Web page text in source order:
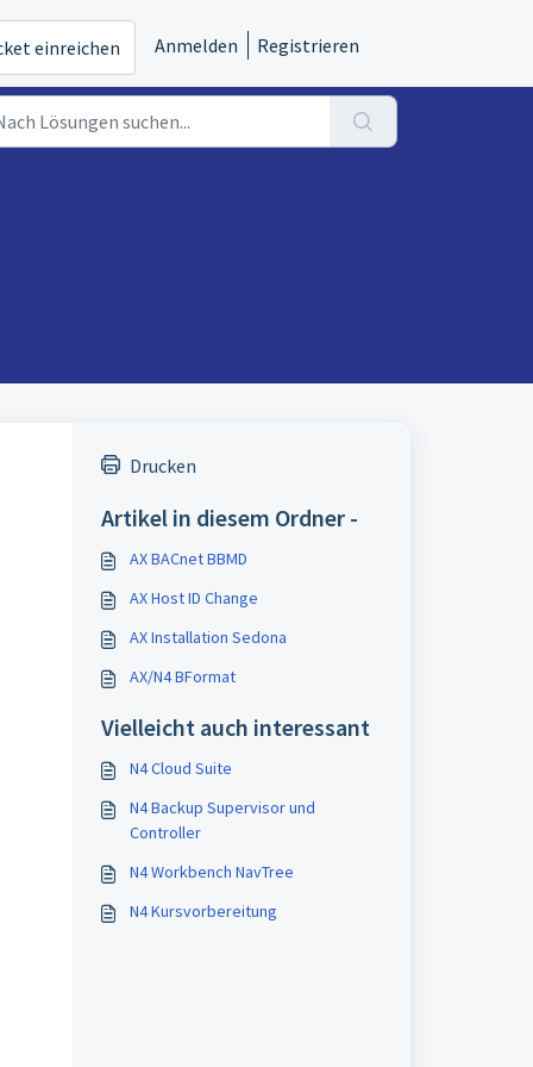
einreichen Anmelden Registrieren
Drucken
Artikel in diesem Ordner -
AX BACnet BBMD
AX Host ID Change
AX Installation Sedona
AX/N4 BFormat
Vielleicht auch interessant
N4 Cloud Suite
N4 Backup Supervisor und
Controller
N4 Workbench NavTree
N4 Kursvorbereitung